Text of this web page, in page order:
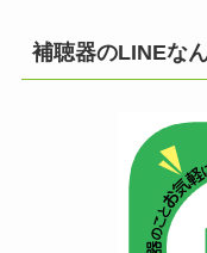
補聴器のLINEな